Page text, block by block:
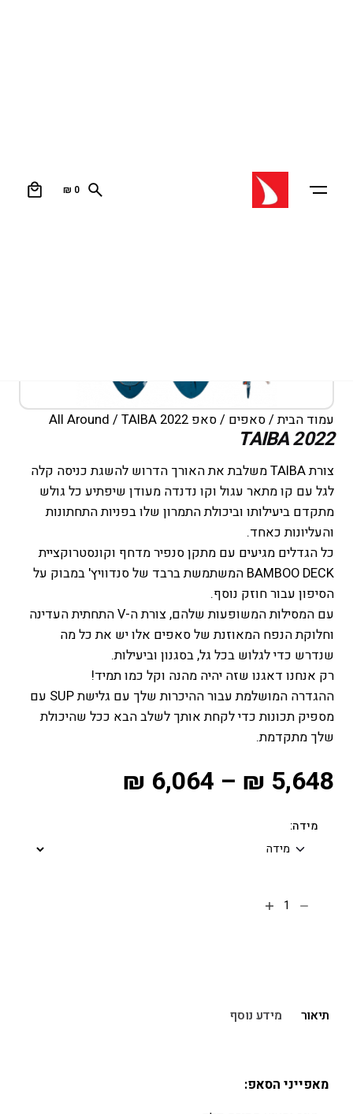
₪ 0
עמוד הבית/סאפים /סאפ All Around / TAIBA 2022
TAIBA 2022
צורת TAIBA משלבת את האורך הדרוש להשגת כניסה קלה
לגל עם קו מתאר עגול וקו נדנדה מעודן שיפתיע כל גולש
מתקדם ביעילותו וביכולת התמרון שלו בפניות התחתונות
והעליונות כאחד.
כל הגדלים מגיעים עם מתקן סנפיר מדחף וקונסטרוקציית
BAMBOO DECK המשתמשת ברבד של סנדוויץ' במבוק על
הסיפון עבור חוזק נוסף.
עם המסילות המשופעות שלהם, צורת ה-V התחתית העדינה
וחלוקת הנפח המאוזנת של סאפים אלו יש את כל מה
שנדרש כדי לגלוש בכל גל, בסגנון וביעילות.
רק אנחנו דאגנו שזה יהיה מהנה וקל כמו תמיד!
ההגדרה המושלמת עבור ההיכרות שלך עם גלישת SUP עם
מספיק תכונות כדי לקחת אותך לשלב הבא ככל שהיכולת
שלך מתקדמת.
מידה:
₪ 5,648
–
₪ 6,064
תיאור מידע נוסף
מאפייני הסאפ: